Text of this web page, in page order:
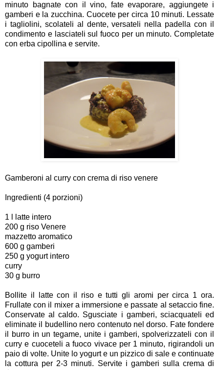
minuto bagnate con il vino, fate evaporare, aggiungete i
gamberi e la zucchina. Cuocete per circa 10 minuti. Lessate
i tagliolini, scolateli al dente, versateli nella padella con il
condimento e lasciateli sul fuoco per un minuto. Completate
con erba cipollina e servite.
Gamberoni al curry con crema di riso venere
Ingredienti (4 porzioni)
1 l latte intero
200 g riso Venere
mazzetto aromatico
600 g gamberi
250 g yogurt intero
curry
30 g burro
Bollite il latte con il riso e tutti gli aromi per circa 1 ora.
Frullate con il mixer a immersione e passate al setaccio fine.
Conservate al caldo. Sgusciate i gamberi, sciacquateli ed
eliminate il budellino nero contenuto nel dorso. Fate fondere
il burro in un tegame, unite i gamberi, spolverizzateli con il
curry e cuoceteli a fuoco vivace per 1 minuto, rigirandoli un
paio di volte. Unite lo yogurt e un pizzico di sale e continuate
la cottura per 2-3 minuti. Servite i gamberi sulla crema di